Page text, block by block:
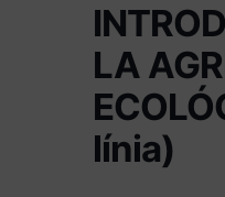
LA
línia)